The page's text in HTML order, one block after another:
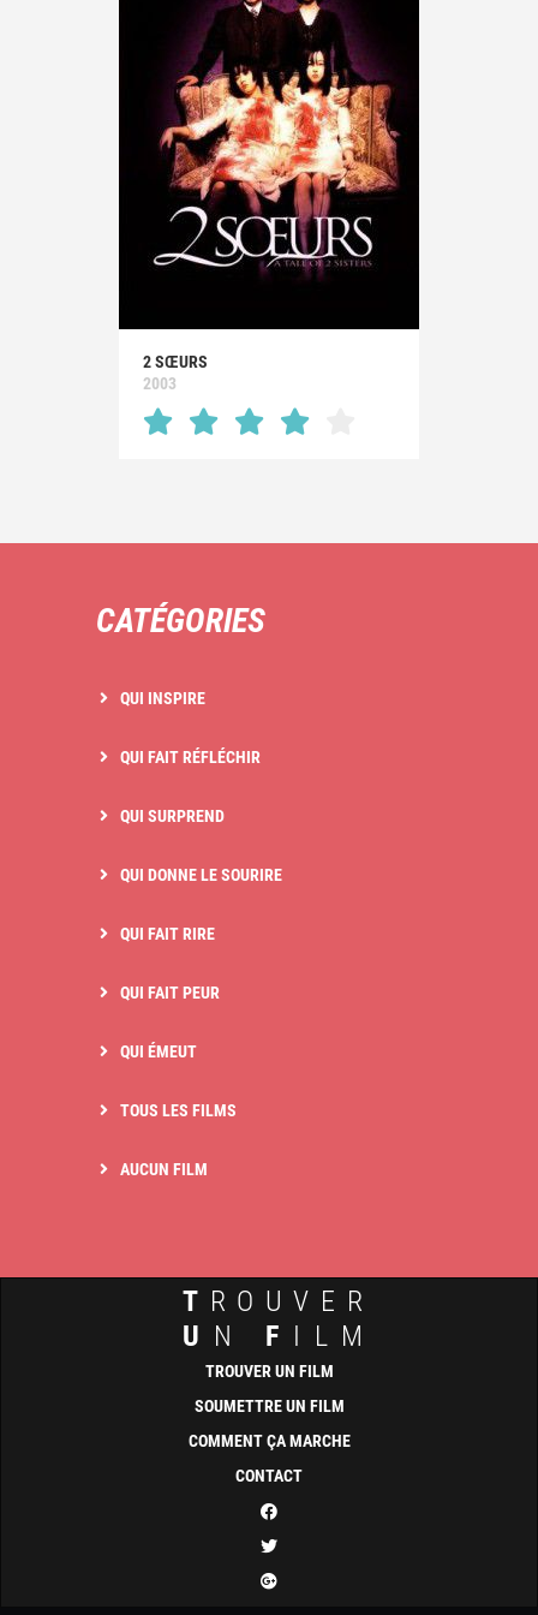
2 SŒURS
2003
CATÉGORIES
QUI INSPIRE
QUI FAIT RÉFLÉCHIR
QUI SURPREND
QUI DONNE LE SOURIRE
QUI FAIT RIRE
QUI FAIT PEUR
QUI ÉMEUT
TOUS LES FILMS
AUCUN FILM
T ROUVER
U N F ILM
TROUVER UN FILM
SOUMETTRE UN FILM
COMMENT ÇA MARCHE
CONTACT